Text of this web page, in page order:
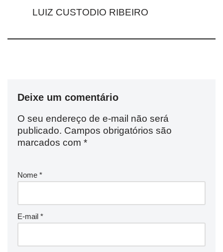
LUIZ CUSTODIO RIBEIRO
Deixe um comentário
O seu endereço de e-mail não será
publicado. Campos obrigatórios são
marcados com *
Nome *
E-mail *